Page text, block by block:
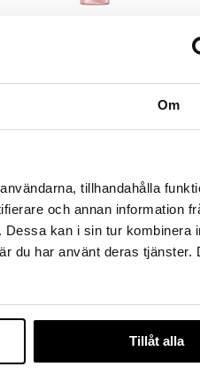
Om
tillhandahålla
och annan information
kan i sin tur kombinera
du har använt deras tjänster.
Tillåt alla
16,90